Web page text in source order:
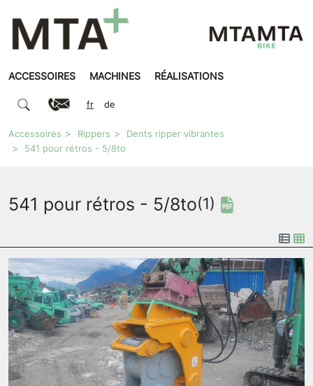
ACCESSOIRES MACHINES RÉALISATIONS
fr de
Accessoires Rippers
Dents ripper vibrantes
541 pour rétros - 5/8to
541 pour rétros - 5/8to(1)